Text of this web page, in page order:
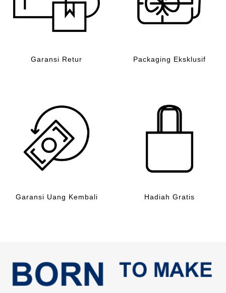
Garansi Retur Packaging Eksklusif
Garansi Uang Kembali Hadiah Gratis